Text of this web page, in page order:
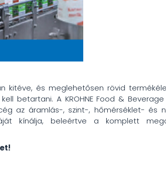
kitéve, és meglehetősen rövid
betartani. A KROHNE Food &
az áramlás-, szint-, hőmérséklet- és
kínálja, beleértve a komplett